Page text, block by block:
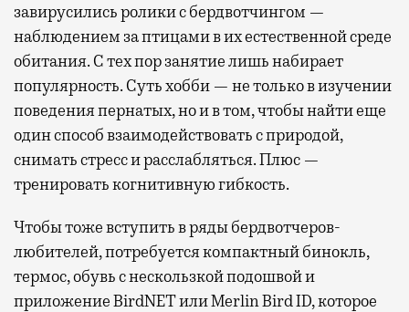
завирусились ролики с бердвотчингом —
наблюдением за птицами в их естественной среде
обитания. С тех пор занятие лишь набирает
популярность. Суть хобби — не только в изучении
поведения пернатых, но и в том, чтобы найти еще
один способ взаимодействовать с природой,
снимать стресс и расслабляться. Плюс —
тренировать когнитивную гибкость.
Чтобы тоже вступить в ряды бердвотчеров-
любителей, потребуется компактный бинокль,
термос, обувь с нескользкой подошвой и
приложение BirdNET или Merlin Bird ID, которое